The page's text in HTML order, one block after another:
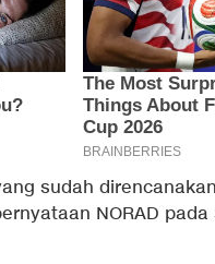
sudah
NORAD pada